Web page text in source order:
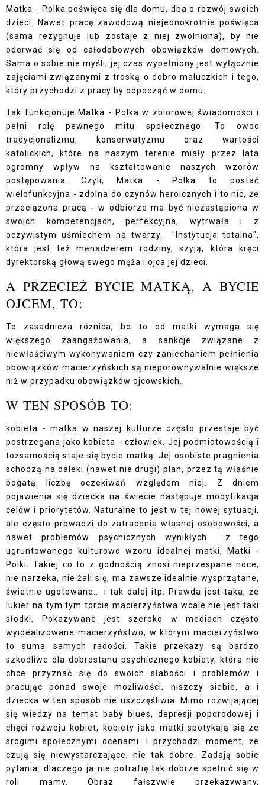
Matka - Polka poświęca się dla domu, dba o rozwój swoich
dzieci. Nawet pracę zawodową niejednokrotnie poświęca
(sama rezygnuje lub zostaje z niej zwolniona), by nie
oderwać się od całodobowych obowiązków domowych.
Sama o sobie nie myśli, jej czas wypełniony jest wyłącznie
zajęciami związanymi z troską o dobro maluczkich i tego,
który przychodzi z pracy by odpocząć w domu.
Tak funkcjonuje Matka - Polka w zbiorowej świadomości i
pełni rolę pewnego mitu społecznego. To owoc
tradycjonalizmu, konserwatyzmu oraz wartości
katolickich, które na naszym terenie miały przez lata
ogromny wpływ na kształtowanie naszych wzorów
postępowania. Czyli, Matka - Polka to postać
wielofunkcyjna - zdolna do czynów heroicznych i to nic, że
przeciążona pracą - w odbiorze ma być niezastąpiona w
swoich kompetencjach, perfekcyjna, wytrwała i z
oczywistym uśmiechem na twarzy. "Instytucja totalna",
która jest też menadżerem rodziny, szyją, która kręci
dyrektorską głową swego męża i ojca jej dzieci.
A PRZECIEŻ BYCIE MATKĄ, A BYCIE
OJCEM, TO:
To zasadnicza różnica, bo to od matki wymaga się
większego zaangażowania, a sankcje związane z
niewłaściwym wykonywaniem czy zaniechaniem pełnienia
obowiązków macierzyńskich są nieporównywalnie większe
niż w przypadku obowiązków ojcowskich.
W TEN SPOSÓB TO:
kobieta - matka w naszej kulturze często przestaje być
postrzegana jako kobieta - człowiek. Jej podmiotowością i
tożsamością staje się bycie matką. Jej osobiste pragnienia
schodzą na daleki (nawet nie drugi) plan, przez tą właśnie
bogatą liczbę oczekiwań względem niej. Z dniem
pojawienia się dziecka na świecie następuje modyfikacja
celów i priorytetów. Naturalne to jest w tej nowej sytuacji,
ale często prowadzi do zatracenia własnej osobowości, a
nawet problemów psychicznych wynikłych z tego
ugruntowanego kulturowo wzoru idealnej matki, Matki -
Polki. Takiej co to z godnością znosi nieprzespane noce,
nie narzeka, nie żali się, ma zawsze idealnie wysprzątane,
świetnie ugotowane... i tak dalej itp. Prawda jest taka, że
lukier na tym tym torcie macierzyństwa wcale nie jest taki
słodki. Pokazywane jest szeroko w mediach często
wyidealizowane macierzyństwo, w którym macierzyństwo
to suma samych radości. Takie przekazy są bardzo
szkodliwe dla dobrostanu psychicznego kobiety, która nie
chce przyznać się do swoich słabości i problemów i
pracując ponad swoje możliwości, niszczy siebie, a i
dziecka w ten sposób nie uszczęśliwia. Mimo rozwijającej
się wiedzy na temat baby blues, depresji poporodowej i
chęci rozwoju kobiet, kobiety jako matki spotykają się ze
srogimi społecznymi ocenami. I przychodzi moment, że
czują się niewystarczające, nie tak dobre. Zadają sobie
pytania: dlaczego ja nie potrafię tak dobrze spełnić się w
roli mamy. Obraz fałszywie przekazywany,